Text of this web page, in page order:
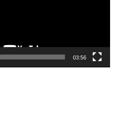
03:56